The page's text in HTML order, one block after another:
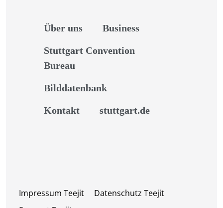
Über uns Business
Stuttgart Convention
Bureau
Bilddatenbank
Kontakt stuttgart.de
Impressum Teejit
Datenschutz Teejit